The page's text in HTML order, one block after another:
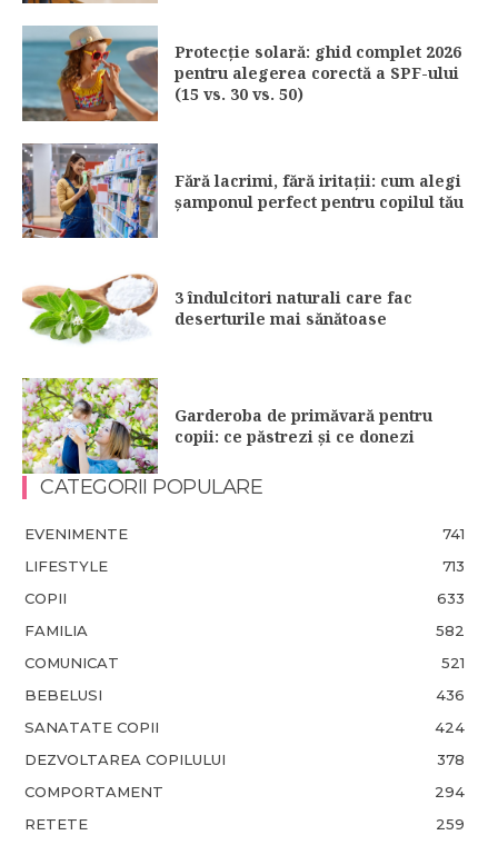
Protecție solară: ghid complet 2026
pentru alegerea corectă a SPF-ului
(15 vs. 30 vs. 50)
Fără lacrimi, fără iritații: cum alegi
șamponul perfect pentru copilul tău
3 îndulcitori naturali care fac
deserturile mai sănătoase
Garderoba de primăvară pentru
copii: ce păstrezi și ce donezi
CATEGORII POPULARE
EVENIMENTE
741
LIFESTYLE
713
COPII
633
FAMILIA
582
COMUNICAT
521
BEBELUSI
436
SANATATE COPII
424
DEZVOLTAREA COPILULUI
378
COMPORTAMENT
294
RETETE
259